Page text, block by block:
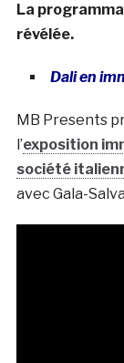
La
révélée.
Dali en
MB Presents
l’exposition
société
avec Gala-